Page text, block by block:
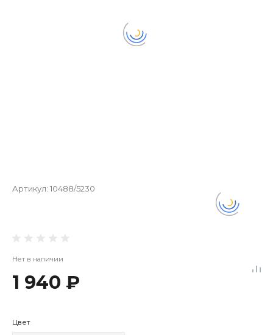
Артикул: 10488/5230
Нет в наличии
1 940 ₽
Цвет